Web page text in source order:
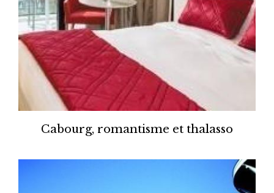
Cabourg, romantisme et thalasso